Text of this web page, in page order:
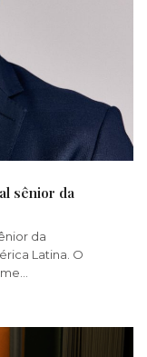
sênior da
da
Latina. O